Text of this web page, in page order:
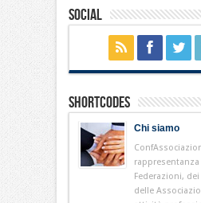
Social
Shortcodes
Chi siamo
Federazioni,
delle